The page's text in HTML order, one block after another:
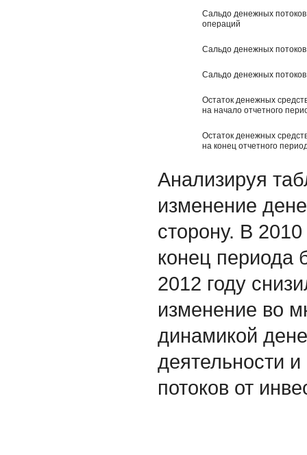
Сальдо денежных
операций
Сальдо денежных
Сальдо денежных
Остаток денежных
на начало отчетного
Остаток денежных
на конец отчетного
Анализируя
изменение
сторону. В
конец периода
2012 году
изменение во
динамикой
деятельности
потоков от